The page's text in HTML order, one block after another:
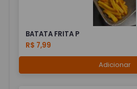
BATATA FRITA P
R$ 7,99
Adicionar